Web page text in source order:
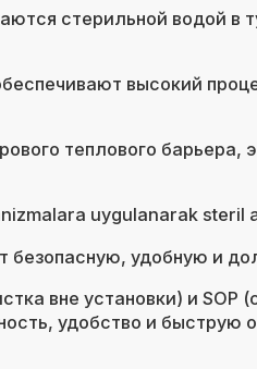
стерильной водой в
высокий
теплового
uygulanarak
удобную и
вне установки) и
удобство и быструю